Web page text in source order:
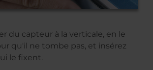
du capteur à la verticale, en le
qu'il ne tombe pas, et insérez
le fixent.